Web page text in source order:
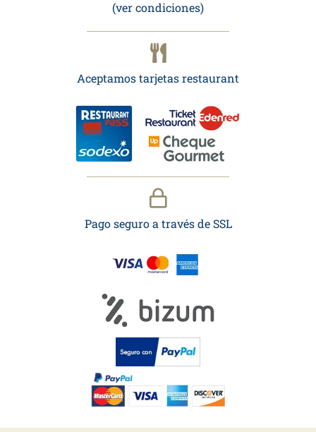
(ver condiciones)
Aceptamos tarjetas restaurant
Pago seguro a través de SSL